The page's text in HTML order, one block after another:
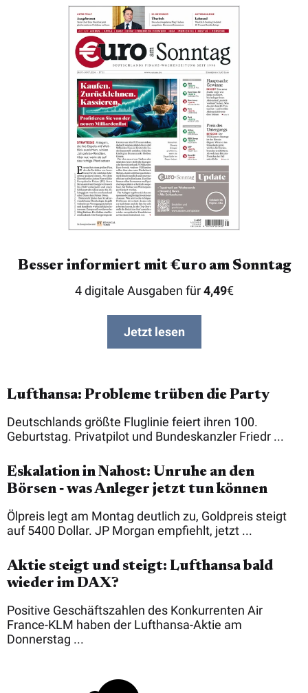
Besser informiert mit €uro am Sonntag
4 digitale Ausgaben für4,49€
Jetzt lesen
Lufthansa: Probleme trüben die Party
Deutschlands größte Fluglinie feiert ihren 100.
Geburtstag. Privatpilot und Bundeskanzler Friedr ...
Eskalation in Nahost: Unruhe an den
Börsen ‑ was Anleger jetzt tun können
Ölpreis legt am Montag deutlich zu, Goldpreis steigt
auf 5400 Dollar. JP Morgan empfiehlt, jetzt ...
Aktie steigt und steigt: Lufthansa bald
wieder im DAX?
Positive Geschäftszahlen des Konkurrenten Air
France-KLM haben der Lufthansa-Aktie am
Donnerstag ...